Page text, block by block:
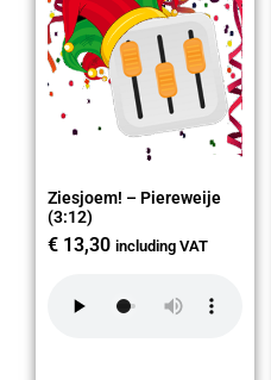
Ziesjoem! – Piereweije
(3:12)
€ 13,30 including VAT